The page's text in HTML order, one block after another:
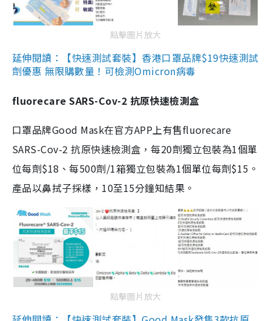
點擊圖片放大
延伸閱讀：【快速測試套裝】香港口罩品牌$19快速測試
劑優惠 無限購數量！可檢測Omicron病毒
fluorecare SARS-Cov-2 抗原快速檢測盒
口罩品牌Good Mask在官方APP上有售fluorecare
SARS-Cov-2 抗原快速檢測盒，每20劑獨立包裝為1個單
位每劑$18、每500劑/1箱獨立包裝為1個單位每劑$15。
產品以鼻拭子採樣，10至15分鐘知結果。
點擊圖片放大